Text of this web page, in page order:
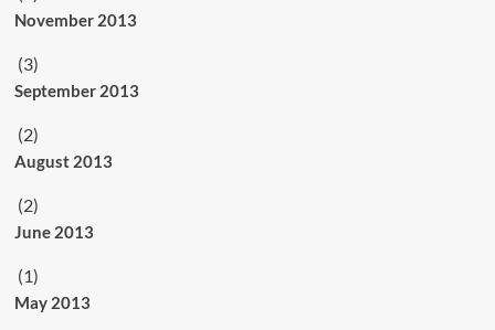
November 2013
(3)
September 2013
(2)
August 2013
(2)
June 2013
(1)
May 2013